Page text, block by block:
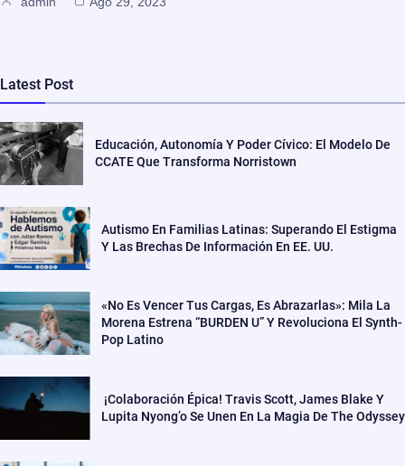
Latest Post
Educación, Autonomía Y Poder Cívico: El Modelo De
CCATE Que Transforma Norristown
Autismo En Familias Latinas: Superando El Estigma
Y Las Brechas De Información En EE. UU.
«No Es Vencer Tus Cargas, Es Abrazarlas»: Mila La
Morena Estrena “BURDEN U” Y Revoluciona El Synth-
Pop Latino
¡Colaboración Épica! Travis Scott, James Blake Y
Lupita Nyong’o Se Unen En La Magia De The Odyssey